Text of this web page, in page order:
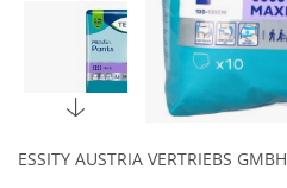
ESSITY AUSTRIA VERTRIEBS GMBH